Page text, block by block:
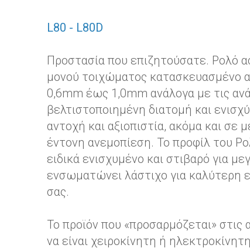
L80 - L80D
Προστασία που επιζητούσατε. Ρολό
μονού τοιχώματος κατασκευασμένο
0,6mm έως 1,0mm ανάλογα με τις
βελτιστοποιημένη διατομή και
αντοχή και αξιοπιστία, ακόμα και σε
έντονη ανεμοπίεση. Το προφίλ του
ειδικά ενισχυμένο και στιβαρό για
ενσωματώνει λάστιχο για καλύτερη
σας.
Το προϊόν που «προσαρμόζεται» στις
να είναι χειροκίνητη ή